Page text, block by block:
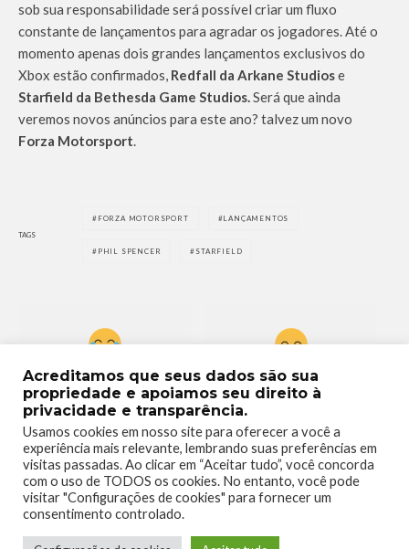
sob sua responsabilidade será possível criar um fluxo
constante de lançamentos para agradar os jogadores. Até o
momento apenas dois grandes lançamentos exclusivos do
Xbox estão confirmados, Redfall da Arkane Studiose
Starfield da Bethesda Game Studios.Será que ainda
veremos novos anúncios para este ano? talvez um novo
Forza Motorsport.
TAGS
FORZA MOTORSPORT LANÇAMENTOS
PHIL SPENCER STARFIELD
0 0
2 0
Acreditamos que seus dados são sua
propriedade e apoiamos seu direito à
privacidade e transparência.
Usamos cookies em nosso site para oferecer a você a
experiência mais relevante, lembrando suas preferências em
visitas passadas. Ao clicar em “Aceitar tudo”, você concorda
com o uso de TODOS os cookies. No entanto, você pode
visitar "Configurações de cookies" para fornecer um
consentimento controlado.